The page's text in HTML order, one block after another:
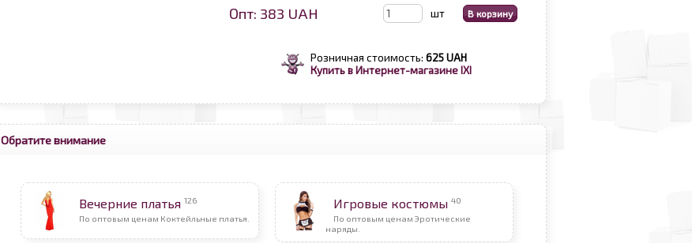
Опт: 383 UAH шт
Розничная стоимость: 625 UAH
Купить в Интернет-магазине IXI
Обратите внимание
Вечерние платья 126
По оптовым ценам Коктейльные платья.
Игровые костюмы 40
По оптовым ценам Эротические
наряды.